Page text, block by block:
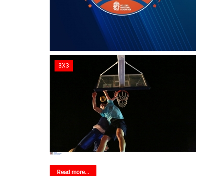
3X3
Read more...